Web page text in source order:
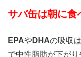
サバ缶は朝に食
EPAやDHAの吸収
で中性脂肪が下がり